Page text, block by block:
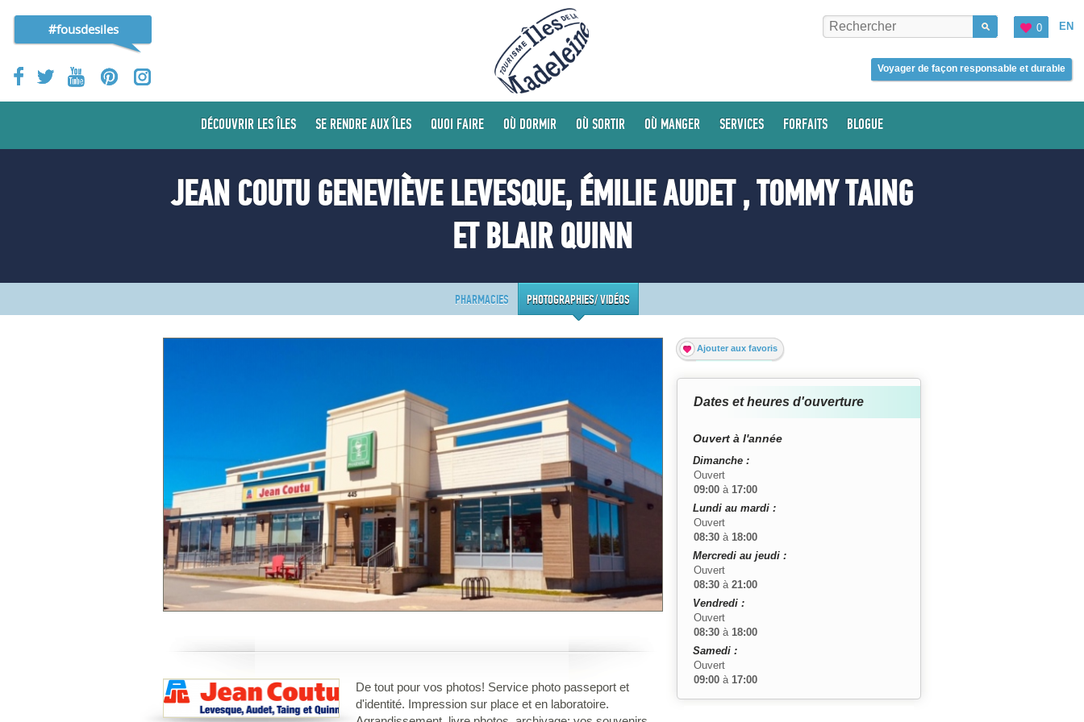
#fousdesiles EN
0
Voyager de façon responsable et durable
DÉCOUVRIR LES ÎLES SE RENDRE AUX ÎLES QUOI FAIRE OÙ DORMIR OÙ SORTIR OÙ MANGER SERVICES FORFAITS BLOGUE
JEAN COUTU GENEVIÈVE LEVESQUE, ÉMILIE AUDET , TOMMY TAING
ET BLAIR QUINN
PHARMACIES PHOTOGRAPHIES/ VIDÉOS
De tout pour vos photos! Service photo passeport et
d'identité. Impression sur place et en laboratoire.
Ajouter aux favoris
Dates et heures d'ouverture
Ouvert à l'année
Dimanche :
Ouvert
09:00à 17:00
Lundi au mardi :
Ouvert
08:30à 18:00
Mercredi au jeudi :
Ouvert
08:30à 21:00
Vendredi :
Ouvert
08:30à 18:00
Samedi :
Ouvert
09:00à 17:00